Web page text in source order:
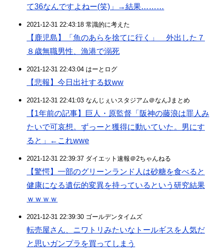
て36なんですよねー(笑)」→結果………
2021-12-31 22:43:18 常識的に考えた
【鹿児島】「魚のあらを捨てに行く」 外出した７
８歳無職男性、漁港で溺死
2021-12-31 22:43:04 はーとログ
【悲報】今日出社する奴ww
2021-12-31 22:41:03 なんじぇいスタジアム＠なんJまとめ
【1年前の記事】巨人・原監督「阪神の藤浪は罪人み
たいで可哀想。ずっーと獲得に動いていた。男にす
ると」←これwwe
2021-12-31 22:39:37 ダイエット速報＠2ちゃんねる
【驚愕】一部のグリーンランド人は砂糖を食べると
健康になる遺伝的変異を持っているという研究結果
ｗｗｗｗ
2021-12-31 22:39:30 ゴールデンタイムズ
転売屋さん、ニワトリみたいなトールギスを人気だ
と思いガンプラを買ってしまう